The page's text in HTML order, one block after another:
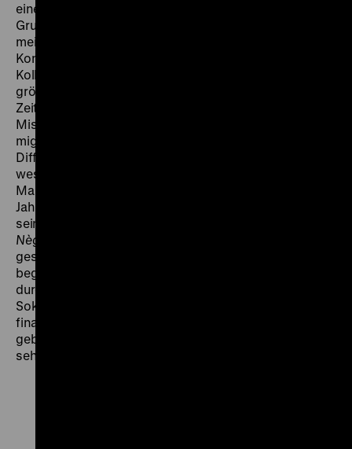
einem der berüchtigten „Foyers",
Gruppenunterkünften, in denen migrantische Arbeiter
meist schlecht und teuer wohnen und einer ständigen
Kontrolle unterliegen.
Kollektivprojekt, in dem die Beteiligten sich
größtenteils selber spielen. Ein wichtiges
Zeitdokument ist er nicht zuletzt deshalb, weil er die
Missverständnisse der französischen Linken aus einer
migrantischen Perspektive ins Bild setzt und auch die
Differenzen und Konflikte innerhalb der
westafrikanischen Diaspora thematisiert. Der
Mauretanier Sidney Sokhona war Ende der 1960er
Jahre nach Frankreich gekommen und hatte im Umfeld
seines Landsmanns Med Hondo (
Nègres' vos voisins
gesammelt. Die Dreharbeiten zu
begannen 1972 und dauerten trotz Unterstützung
durch Med Hondo und Jean Rouch fast drei Jahre, weil
Sokhona den Filmdreh durch parallele Lohnarbeit
finanzieren musste. Der weitgehend unbekannt
gebliebene Film ist womöglich erstmals hierzulande zu
sehen und dabei frappierend aktuell. (th, labournet.tv)